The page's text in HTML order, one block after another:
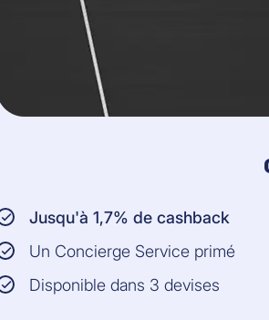
Jusqu'à 1,7% de cashback
Un Concierge Service primé
Disponible dans 3 devises